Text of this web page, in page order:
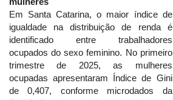
Em Santa Catarina, o maior índice de
igualdade na distribuição de renda é
identificado entre trabalhadores
ocupados do sexo feminino. No primeiro
trimestre de 2025, as mulheres
ocupadas apresentaram Índice de Gini
de 0,407, conforme microdados da